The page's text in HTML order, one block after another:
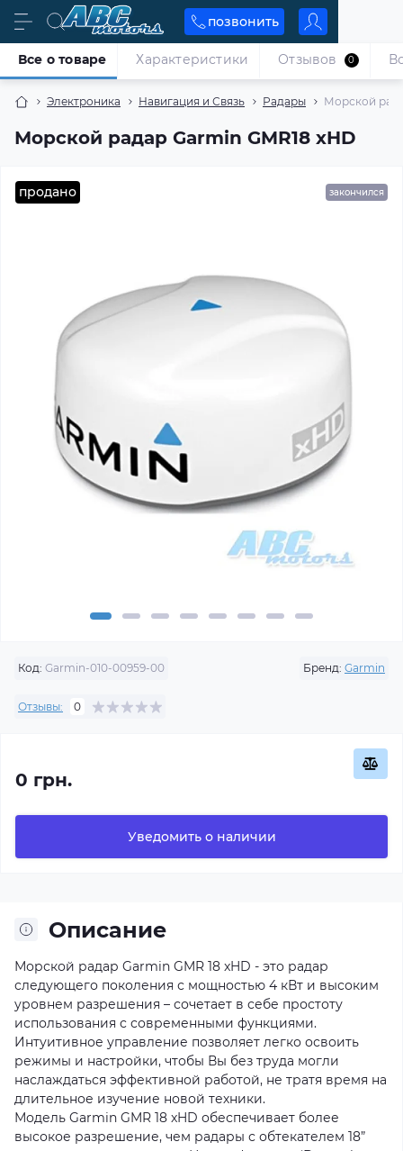
позвонить
Электроника Навигация и Связь Радары Морской
Морской радар Garmin GMR18 xHD
Все о товаре Характеристики Отзывов 0
продано закончился
Код: Garmin-010-00959-00 Бренд: Garmin
Отзывы: 0
0 грн.
Уведомить о наличии
Описание
Морской радар Garmin GMR 18 xHD - это радар
следующего поколения с мощностью 4 кВт и высоким
уровнем разрешения – сочетает в себе простоту
использования с современными функциями.
Интуитивное управление позволяет легко освоить
режимы и настройки, чтобы Вы без труда могли
наслаждаться эффективной работой, не тратя время на
длительное изучение новой техники.
Модель Garmin GMR 18 xHD обеспечивает более
высокое разрешение, чем радары с обтекателем 18”